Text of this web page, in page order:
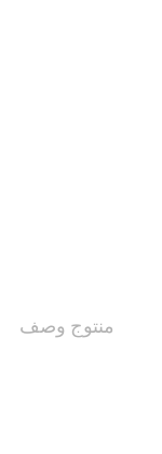
منتوج وصف